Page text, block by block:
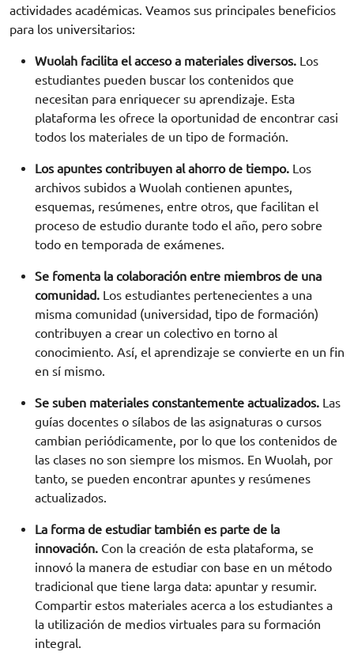
actividades académicas. Veamos sus principales beneficios
para los universitarios:
Wuolah facilita el acceso a materiales diversos. Los
estudiantes pueden buscar los contenidos que
necesitan para enriquecer su aprendizaje. Esta
plataforma les ofrece la oportunidad de encontrar casi
todos los materiales de un tipo de formación.
Los apuntes contribuyen al ahorro de tiempo. Los
archivos subidos a Wuolah contienen apuntes,
esquemas, resúmenes, entre otros, que facilitan el
proceso de estudio durante todo el año, pero sobre
todo en temporada de exámenes.
Se fomenta la colaboración entre miembros de una
comunidad. Los estudiantes pertenecientes a una
misma comunidad (universidad, tipo de formación)
contribuyen a crear un colectivo en torno al
conocimiento. Así, el aprendizaje se convierte en un fin
en sí mismo.
Se suben materiales constantemente actualizados. Las
guías docentes o sílabos de las asignaturas o cursos
cambian periódicamente, por lo que los contenidos de
las clases no son siempre los mismos. En Wuolah, por
tanto, se pueden encontrar apuntes y resúmenes
actualizados.
La forma de estudiar también es parte de la
innovación. Con la creación de esta plataforma, se
innovó la manera de estudiar con base en un método
tradicional que tiene larga data: apuntar y resumir.
Compartir estos materiales acerca a los estudiantes a
la utilización de medios virtuales para su formación
integral.